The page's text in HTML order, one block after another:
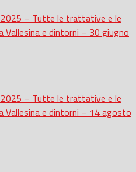
– Tutte le trattative e le
Vallesina e dintorni – 30 giugno
– Tutte le trattative e le
Vallesina e dintorni – 14 agosto